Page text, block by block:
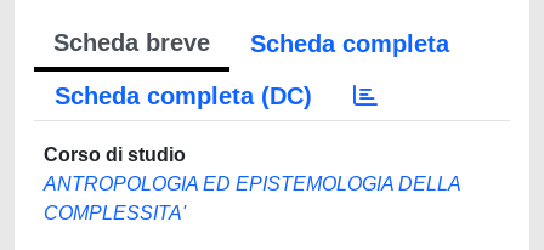
Scheda breve
Scheda completa
Scheda completa (DC)
Corso di studio
ANTROPOLOGIA ED EPISTEMOLOGIA DELLA
COMPLESSITA'